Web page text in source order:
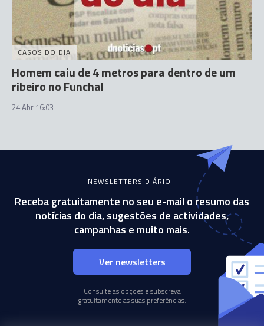
CASOS DO DIA
Homem caiu de 4 metros para dentro de um
ribeiro no Funchal
24 Abr 16:03
NEWSLETTERS DIÁRIO
Receba gratuitamente no seu e-mail o resumo das
notícias do dia, sugestões de actividades,
campanhas e muito mais.
Ver newsletters
Consulte as opções e subscreva
gratuitamente as suas preferências.